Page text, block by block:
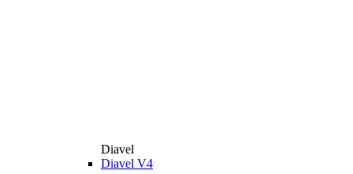
Diavel
Diavel V4